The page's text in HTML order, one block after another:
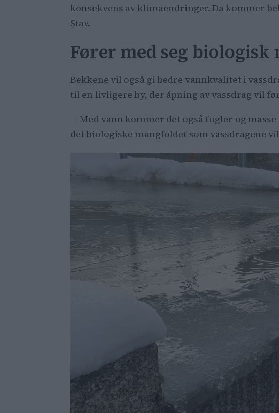
konsekvens av klimaendringer. Da kommer
Stav.
Fører med seg biologisk
Bekkene vil også gi bedre vannkvalitet i
til en livligere by, der åpning av vassdrag vil
— Med vann kommer det også fugler og
det biologiske mangfoldet som vassdragene